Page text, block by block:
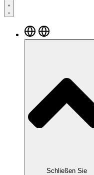
Schließen Sie